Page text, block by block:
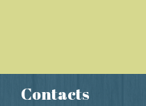
Contacts